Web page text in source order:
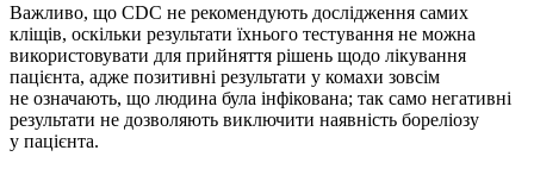
Важливо, що CDC не рекомендують дослідження самих
кліщів, оскільки результати їхнього тестування не можна
використовувати для прийняття рішень щодо лікування
пацієнта, адже позитивні результати у комахи зовсім
не означають, що людина була інфікована; так само негативні
результати не дозволяють виключити наявність бореліозу
у пацієнта.